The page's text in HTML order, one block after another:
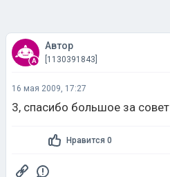
Автор
[1130391843]
16 мая 2009, 17:27
3, спасибо большое за совет
Нравится 0